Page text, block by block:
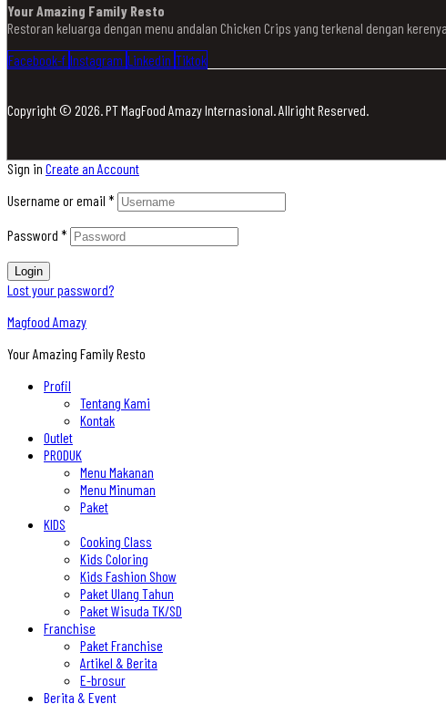
Your Amazing Family Resto
Restoran keluarga dengan menu andalan Chicken Crips yang terkenal dengan
Facebook-f Instagram Linkedin Tiktok
Copyright © 2026. PT MagFood Amazy Internasional. Allright Reserved.
Sign in Create an Account
Username or email *
Password *
Login
Lost your password?
Magfood Amazy
Your Amazing Family Resto
Profil
Tentang Kami
Kontak
Outlet
PRODUK
Menu Makanan
Menu Minuman
Paket
KIDS
Cooking Class
Kids Coloring
Kids Fashion Show
Paket Ulang Tahun
Paket Wisuda TK/SD
Franchise
Paket Franchise
Artikel & Berita
E-brosur
Berita & Event